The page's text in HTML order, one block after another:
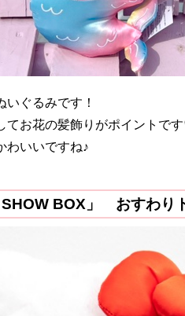
ぐるみです！
てお花の髪飾りがポイントで
わいいですね♪
BOX」 おすわり